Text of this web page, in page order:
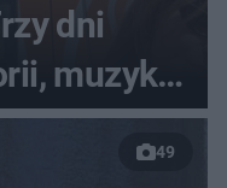
dni
muzyki i
49